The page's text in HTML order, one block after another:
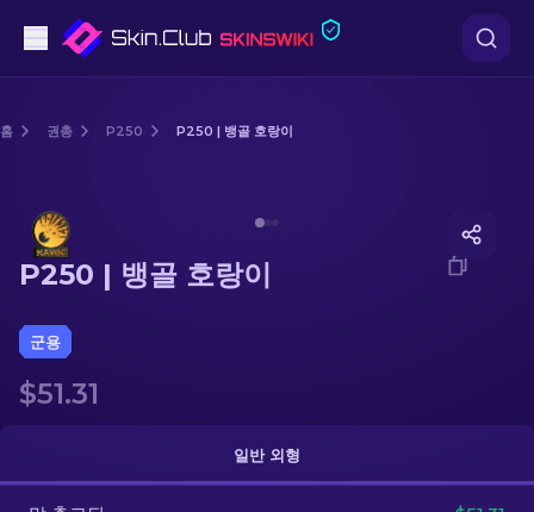
저격소총
장갑
홈 권총 P250 P250 | 뱅골 호랑이
P250 | 뱅골 호랑이
군용
$51.31
일반 외형